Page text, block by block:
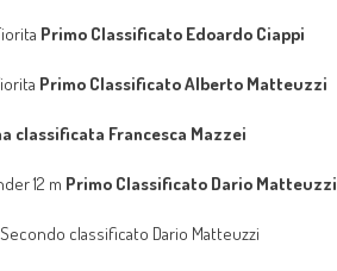
Primo Classificato Edoardo Ciappi
Primo Classificato Alberto Matteuzzi
classificata Francesca Mazzei
12 m Primo Classificato Dario Matteuzzi
classificato Dario Matteuzzi